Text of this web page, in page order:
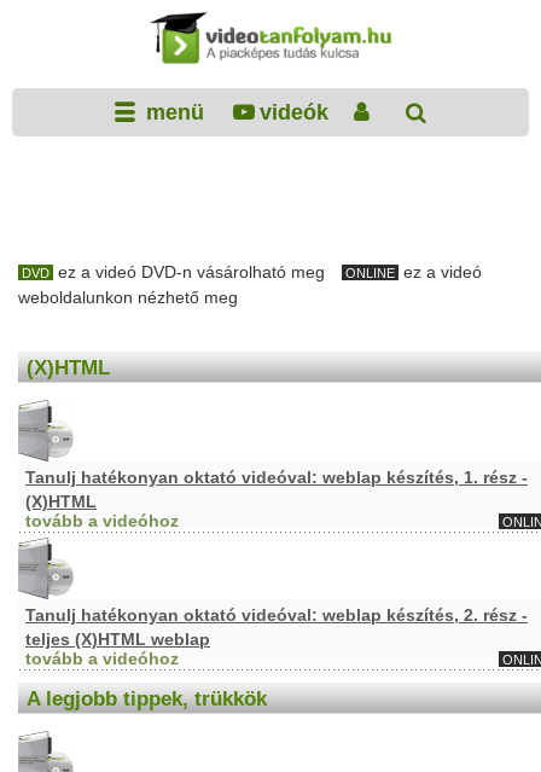
menü videók
DVD ez a videó DVD-n vásárolható meg ONLINE ez a videó
weboldalunkon nézhető meg
(X)HTML
Tanulj hatékonyan oktató videóval: weblap készítés, 1. rész -
(X)HTML
tovább a videóhoz
Tanulj hatékonyan oktató videóval: weblap készítés, 2. rész -
teljes (X)HTML weblap
tovább a videóhoz
A legjobb tippek, trükkök